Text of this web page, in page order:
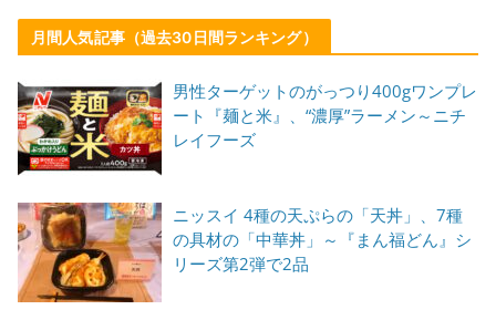
月間人気記事（過去30日間ランキング）
男性ターゲットのがっつり400gワンプレ
ート『麺と米』、“濃厚”ラーメン～ニチ
レイフーズ
ニッスイ 4種の天ぷらの「天丼」、7種
の具材の「中華丼」～『まん福どん』シ
リーズ第2弾で2品